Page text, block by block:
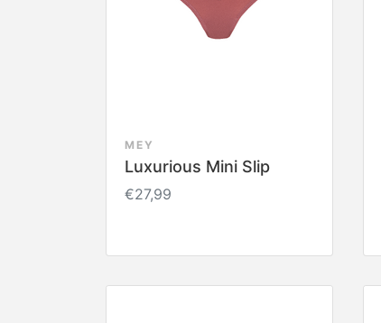
MEY
Luxurious Mini Slip
€27,99